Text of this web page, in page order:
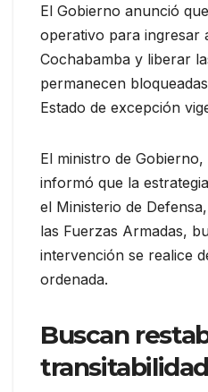
El Gobierno anunció
operativo para ingresar
Cochabamba y liberar
permanecen
Estado de excepción
El ministro de
informó que la
el Ministerio de
las Fuerzas Armadas,
intervención se realice
ordenada.
Buscan
transitabilidad